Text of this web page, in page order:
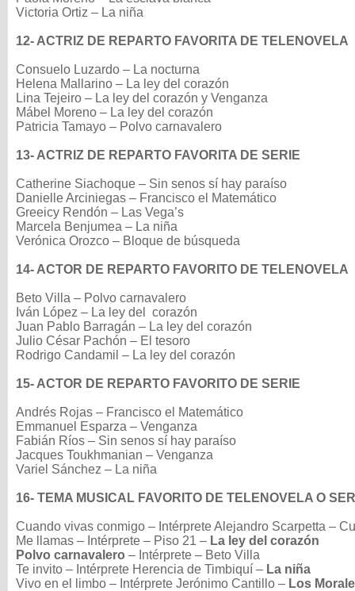
Victoria Ortiz – La niña
12- ACTRIZ DE REPARTO FAVORITA DE TELENOVELA
Consuelo Luzardo – La nocturna
Helena Mallarino – La ley del corazón
Lina Tejeiro – La ley del corazón y Venganza
Mábel Moreno – La ley del corazón
Patricia Tamayo – Polvo carnavalero
13- ACTRIZ DE REPARTO FAVORITA DE SERIE
Catherine Siachoque – Sin senos sí hay paraíso
Danielle Arciniegas – Francisco el Matemático
Greeicy Rendón – Las Vega’s
Marcela Benjumea – La niña
Verónica Orozco – Bloque de búsqueda
14- ACTOR DE REPARTO FAVORITO DE TELENOVELA
Beto Villa – Polvo carnavalero
Iván López – La ley del corazón
Juan Pablo Barragán – La ley del corazón
Julio César Pachón – El tesoro
Rodrigo Candamil – La ley del corazón
15- ACTOR DE REPARTO FAVORITO DE SERIE
Andrés Rojas – Francisco el Matemático
Emmanuel Esparza – Venganza
Fabián Ríos – Sin senos sí hay paraíso
Jacques Toukhmanian – Venganza
Variel Sánchez – La niña
16- TEMA MUSICAL FAVORITO DE TELENOVELA O
Cuando vivas conmigo – Intérprete Alejandro Scarpetta –
Me llamas – Intérprete – Piso 21 – La ley del corazón
Polvo carnavalero – Intérprete – Beto Villa
Te invito – Intérprete Herencia de Timbiquí – La niña
Vivo en el limbo – Intérprete Jerónimo Cantillo – Los